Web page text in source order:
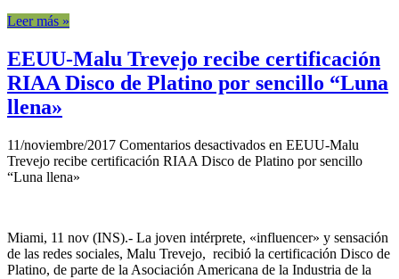
Leer más »
EEUU-Malu Trevejo recibe certificación
RIAA Disco de Platino por sencillo “Luna
llena»
11/noviembre/2017 Comentarios desactivados en EEUU-Malu
Trevejo recibe certificación RIAA Disco de Platino por sencillo
“Luna llena»
Miami, 11 nov (INS).- La joven intérprete, «influencer» y sensación
de las redes sociales, Malu Trevejo, recibió la certificación Disco de
Platino, de parte de la Asociación Americana de la Industria de la